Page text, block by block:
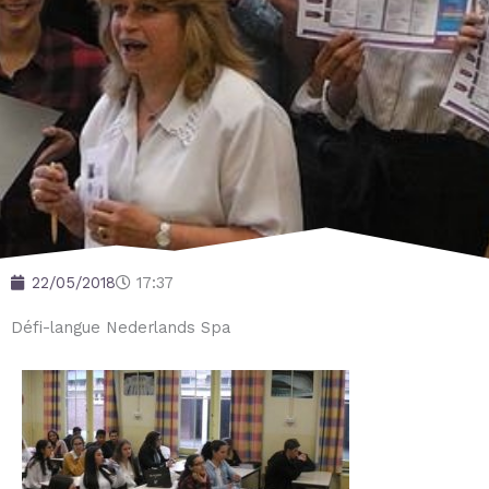
22/05/2018 17:37
Défi-langue Nederlands Spa